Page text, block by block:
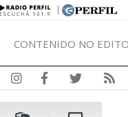
|
CONTENIDO NO